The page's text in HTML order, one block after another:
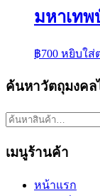
มหาเท
฿700 หยิบใส่
ค้นหาวัตถุมงคล
ค้นหา:
เมนูร้านค้า
หน้าแรก